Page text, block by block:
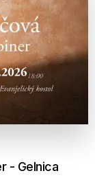
- Gelnica